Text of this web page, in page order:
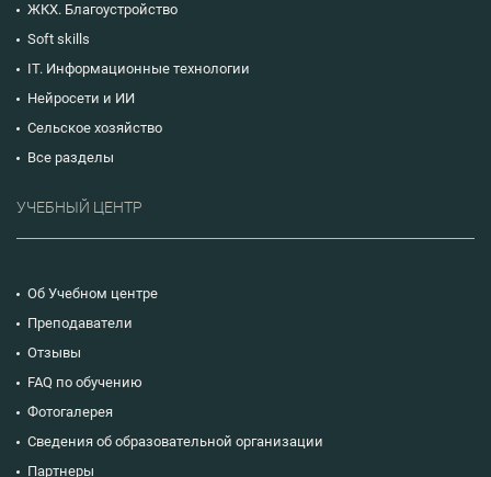
ЖКХ. Благоустройство
Soft skills
IT. Информационные технологии
Нейросети и ИИ
Сельское хозяйство
Все разделы
УЧЕБНЫЙ ЦЕНТР
Об Учебном центре
Преподаватели
Отзывы
FAQ по обучению
Фотогалерея
Сведения об образовательной организации
Партнеры